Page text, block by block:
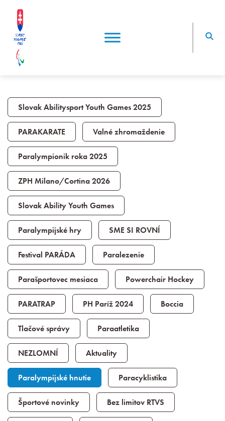
Slovak Abilitysport Youth Games 2025
PARAKARATE Valné zhromaždenie
Paralympionik roka 2025
ZPH Milano/Cortina 2026
Slovak Ability Youth Games
Paralympijské hry SME SI ROVNÍ
Festival PARÁDA Paralezenie
Parašportovec mesiaca Powerchair Hockey
PARATRAP PH Paríž 2024 Boccia
Tlačové správy Paraatletika
NEZLOMNÍ Aktuality
Paralympijské hnutie Paracyklistika
Športové novinky Bez limitov RTVS